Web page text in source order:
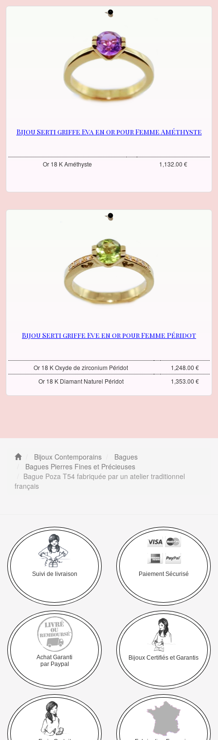
Bijou Serti griffe Eva en or pour Femme Améthyste
Or 18 K Améthyste 1,132.00 €
Bijou Serti griffe Eve en or pour Femme Péridot
Or 18 K Oxyde de zirconium Péridot
1,248.00 €
Or 18 K Diamant Naturel Péridot
1,353.00 €
Bijoux Contemporains
Bagues
Bagues Pierres Fines et Précieuses
Bague Poza T54 fabriquée par un atelier traditionnel
français
Suivi de livraison Paiement Sécurisé
Achat Garanti
par Paypal
Bijoux Certifiés et Garantis